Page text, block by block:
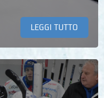
LEGGI TUTTO